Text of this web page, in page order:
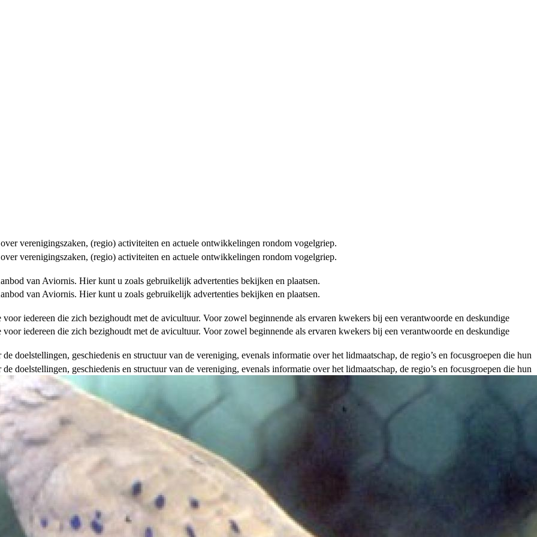
verenigingszaken, (regio) activiteiten en actuele ontwikkelingen rondom vogelgriep.
verenigingszaken, (regio) activiteiten en actuele ontwikkelingen rondom vogelgriep.
van Aviornis. Hier kunt u zoals gebruikelijk advertenties bekijken en plaatsen.
van Aviornis. Hier kunt u zoals gebruikelijk advertenties bekijken en plaatsen.
iedereen die zich bezighoudt met de avicultuur. Voor zowel beginnende als ervaren kwekers bij een verantwoorde en deskundige
iedereen die zich bezighoudt met de avicultuur. Voor zowel beginnende als ervaren kwekers bij een verantwoorde en deskundige
doelstellingen, geschiedenis en structuur van de vereniging, evenals informatie over het lidmaatschap, de regio’s en focusgroepen die hun
doelstellingen, geschiedenis en structuur van de vereniging, evenals informatie over het lidmaatschap, de regio’s en focusgroepen die hun